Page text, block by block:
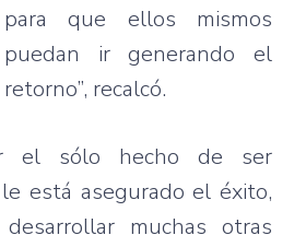
para
que ellos
mismos
puedan
ir generando el
retorno”, recalcó.
el sólo hecho de ser
está asegurado eléxito,
desarrollar muchas otras